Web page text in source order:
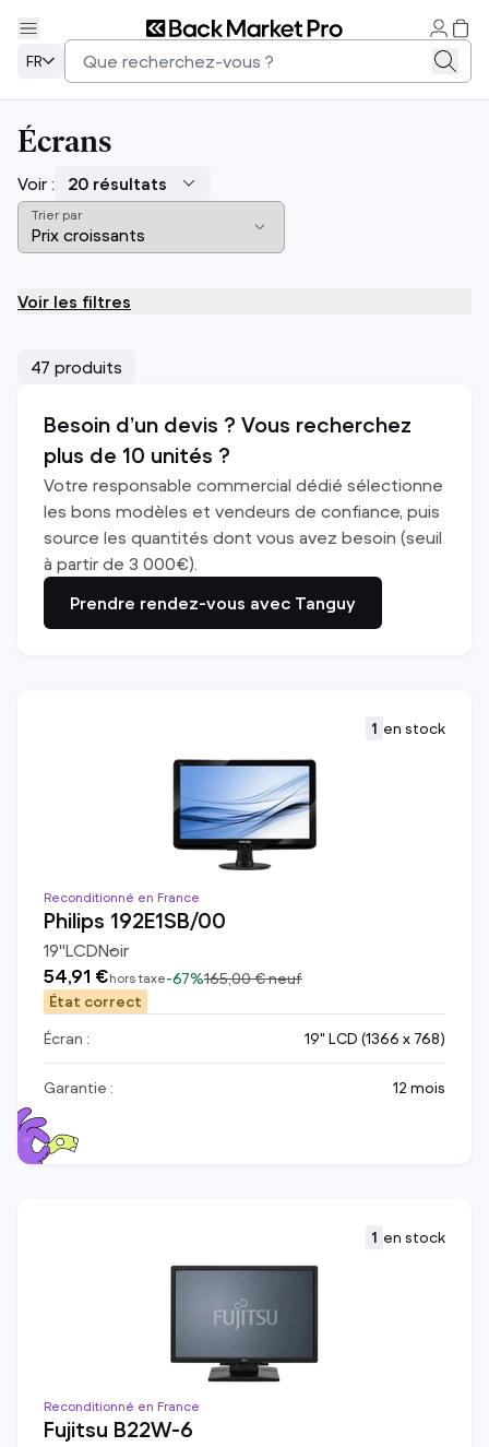
FR
Écrans
Voir :
Trier par
Voir les filtres
47 produits
Besoin d’un devis ? Vous recherchez
plus de 10 unités ?
Votre responsable commercial dédié sélectionne
les bons modèles et vendeurs de confiance, puis
source les quantités dont vous avez besoin (seuil
à partir de 3 000€).
Prendre rendez-vous avec Tanguy
1 en stock
Reconditionné en France
Philips 192E1SB/00
19"LCDNoir
54,91 €hors taxe-67%165,00 €neuf
État correct
Écran :
19" LCD (1366 x 768)
Garantie : 12 mois
1 en stock
Reconditionné en France
Fujitsu B22W-6